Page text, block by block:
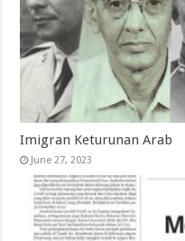
Imigran Keturunan Arab
June 27, 2023